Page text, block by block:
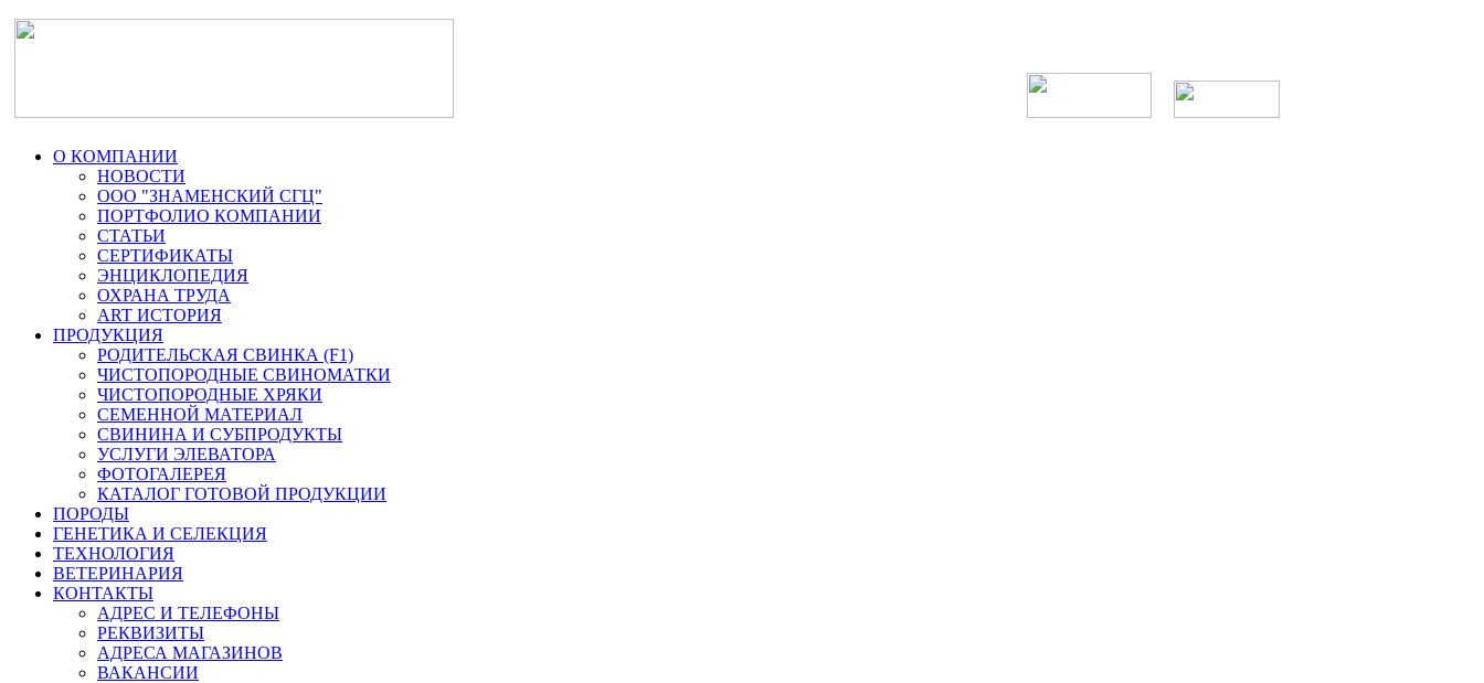
О КОМПАНИИ
НОВОСТИ
ООО "ЗНАМЕНСКИЙ СГЦ"
ПОРТФОЛИО КОМПАНИИ
СТАТЬИ
СЕРТИФИКАТЫ
ЭНЦИКЛОПЕДИЯ
ОХРАНА ТРУДА
ART ИСТОРИЯ
ПРОДУКЦИЯ
РОДИТЕЛЬСКАЯ СВИНКА (F1)
ЧИСТОПОРОДНЫЕ СВИНОМАТКИ
ЧИСТОПОРОДНЫЕ ХРЯКИ
СЕМЕННОЙ МАТЕРИАЛ
СВИНИНА И СУБПРОДУКТЫ
УСЛУГИ ЭЛЕВАТОРА
ФОТОГАЛЕРЕЯ
КАТАЛОГ ГОТОВОЙ ПРОДУКЦИИ
ПОРОДЫ
ГЕНЕТИКА И СЕЛЕКЦИЯ
ТЕХНОЛОГИЯ
ВЕТЕРИНАРИЯ
КОНТАКТЫ
АДРЕС И ТЕЛЕФОНЫ
РЕКВИЗИТЫ
АДРЕСА МАГАЗИНОВ
ВАКАНСИИ